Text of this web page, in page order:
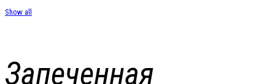
Show all
Запеченная